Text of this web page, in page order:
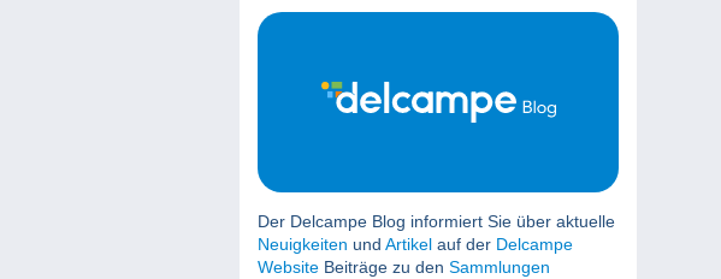
Der Delcampe Blog informiert Sie über aktuelle
Neuigkeiten und Artikel auf der Delcampe
Website Beiträge zu den Sammlungen